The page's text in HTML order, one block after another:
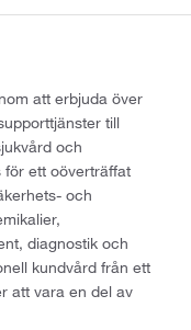
att erbjuda över
till
och
för ett oöverträffat
och
diagnostik och
kundvård från ett
att vara en del av